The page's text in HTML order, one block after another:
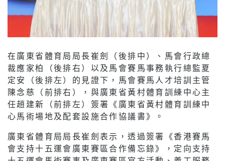
在廣東省體育局局長崔劍（後排中）、馬會行政總
裁應家柏（後排右）以及馬會賽馬事務執行總監夏
定安（後排左）的見證下，馬會賽馬人才培訓主管
陳念慈（前排右），與廣東省黃村體育訓練中心主
任趙建新（前排左）簽署《廣東省黃村體育訓練中
心馬術場地及配套設施合作協議書》。
廣東省體育局局長崔劍表示，透過簽署《香港賽馬
會支持十五運會廣東賽區合作備忘錄》，定向支持